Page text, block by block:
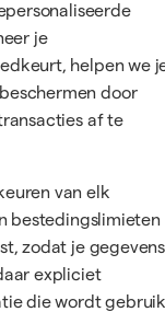
je
helpen we
door
af te
van elk
bestedingslimieten
zodat je gegevens
expliciet
die wordt